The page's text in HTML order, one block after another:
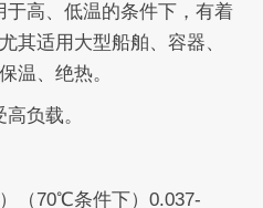
高、低温的条件下，有着
其适用大型船舶、容器、
温、绝热。
负载。
70℃条件下）0.037-